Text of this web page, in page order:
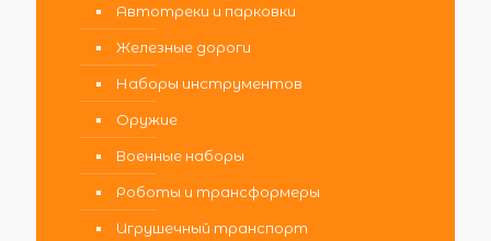
Автотреки и парковки
Железные дороги
Наборы инструментов
Оружие
Военные наборы
Роботы и трансформеры
Игрушечный транспорт